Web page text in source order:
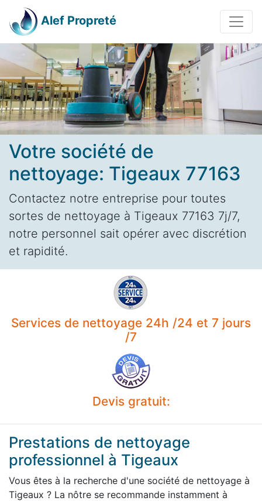
Alef Propreté
Votre société de
nettoyage: Tigeaux 77163
Contactez notre entreprise pour toutes
sortes de nettoyage à Tigeaux 77163 7j/7,
notre personnel sait opérer avec discrétion
et rapidité.
Services de nettoyage 24h /24 et 7 jours
/7
Devis gratuit:
Prestations de nettoyage
professionnel à Tigeaux
Vous êtes à la recherche d'une société de nettoyage à
Tigeaux ? La nôtre se recommande instamment à